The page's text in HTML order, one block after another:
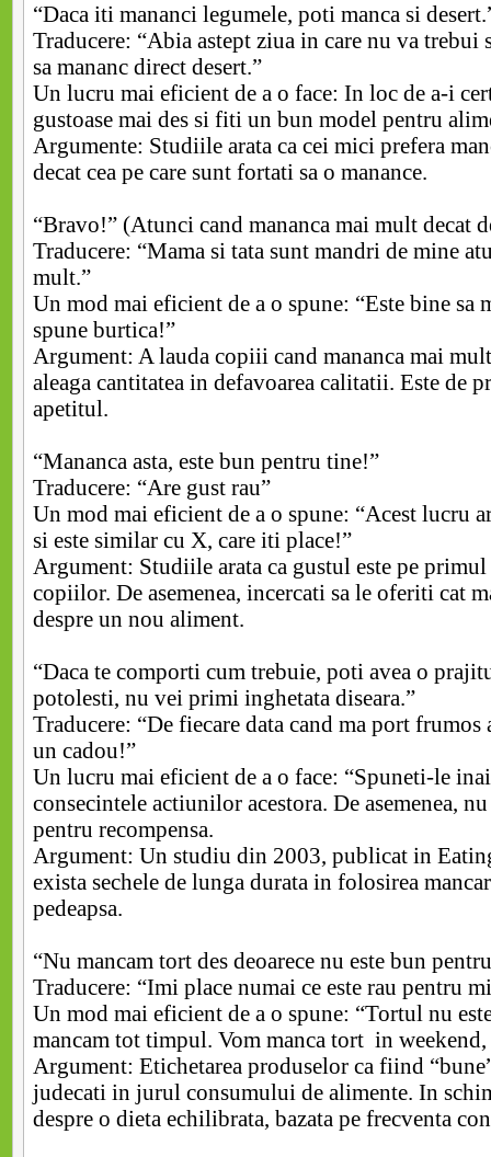
“Daca iti mananci legumele, poti manca si
Traducere: “Abia astept ziua in care nu va trebui
sa mananc direct desert.”
Un lucru mai eficient de a o face: In loc de a-i
gustoase mai des si fiti un bun model pentru
Argumente: Studiile arata ca cei mici prefera
decat cea pe care sunt fortati sa o manance.
“Bravo!” (Atunci cand mananca mai mult decat
Traducere: “Mama si tata sunt mandri de mine
mult.”
Un mod mai eficient de a o spune: “Este bine sa
spune burtica!”
Argument: A lauda copiii cand mananca mai
aleaga cantitatea in defavoarea calitatii. Este de
apetitul.
“Mananca asta, este bun pentru tine!”
Traducere: “Are gust rau”
Un mod mai eficient de a o spune: “Acest lucru
si este similar cu X, care iti place!”
Argument: Studiile arata ca gustul este pe
copiilor. De asemenea, incercati sa le oferiti cat
despre un nou aliment.
“Daca te comporti cum trebuie, poti avea o
potolesti, nu vei primi inghetata diseara.”
Traducere: “De fiecare data cand ma port frumos
un cadou!”
Un lucru mai eficient de a o face: “Spuneti-le
consecintele actiunilor acestora. De asemenea,
pentru recompensa.
Argument: Un studiu din 2003, publicat in
exista sechele de lunga durata in folosirea
pedeapsa.
“Nu mancam tort des deoarece nu este bun
Traducere: “Imi place numai ce este rau pentru
Un mod mai eficient de a o spune: “Tortul nu
mancam tot timpul. Vom manca tort in
Argument: Etichetarea produselor ca fiind
judecati in jurul consumului de alimente. In
despre o dieta echilibrata, bazata pe frecventa